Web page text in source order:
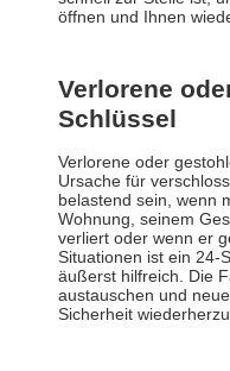
öffnen und Ihnen
Verlorene
Schlüssel
Verlorene oder
Ursache für
belastend sein, wenn
Wohnung, seinem
verliert oder wenn er
Situationen ist ein 24-
äußerst hilfreich. Die
austauschen und
Sicherheit